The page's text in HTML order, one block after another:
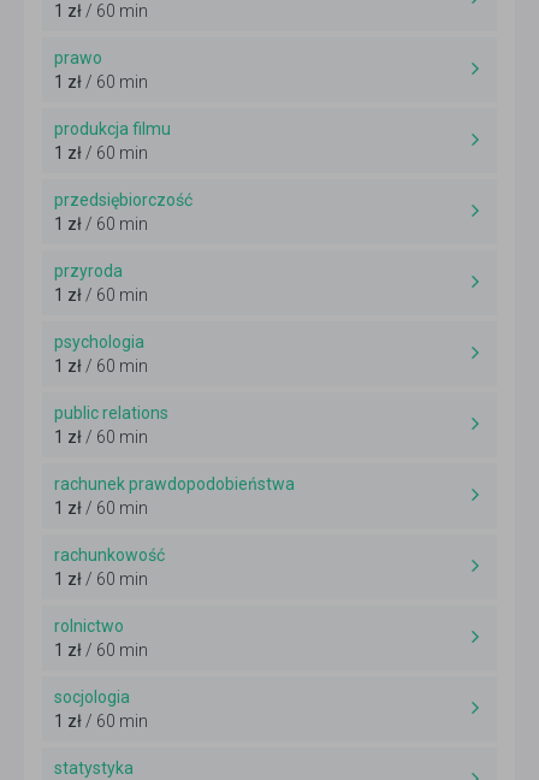
1 zł / 60 min
prawo
1 zł / 60 min
produkcja filmu
1 zł / 60 min
przedsiębiorczość
1 zł / 60 min
przyroda
1 zł / 60 min
psychologia
1 zł / 60 min
public relations
1 zł / 60 min
rachunek prawdopodobieństwa
1 zł / 60 min
rachunkowość
1 zł / 60 min
rolnictwo
1 zł / 60 min
socjologia
1 zł / 60 min
statystyka